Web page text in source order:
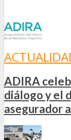
ADIRA
diálogo y el
asegurador